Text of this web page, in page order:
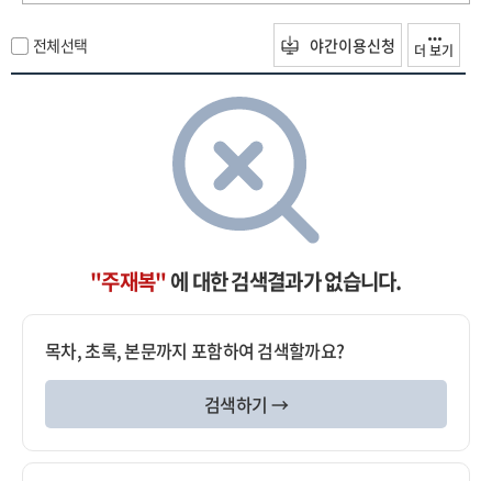
전체선택 야간이용신청 더 보기
"주재복"에 대한 검색결과가 없습니다.
목차, 초록, 본문까지 포함하여 검색할까요?
검색하기 →